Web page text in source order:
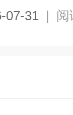
07-31 | 阅